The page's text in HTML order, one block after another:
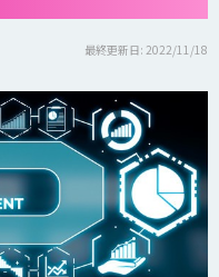
最終更新日: 2022/11/18